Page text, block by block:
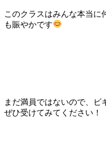
このクラスはみんな本当に
も賑やかです
まだ満員ではないので、ビ
ぜひ受けてみてください！